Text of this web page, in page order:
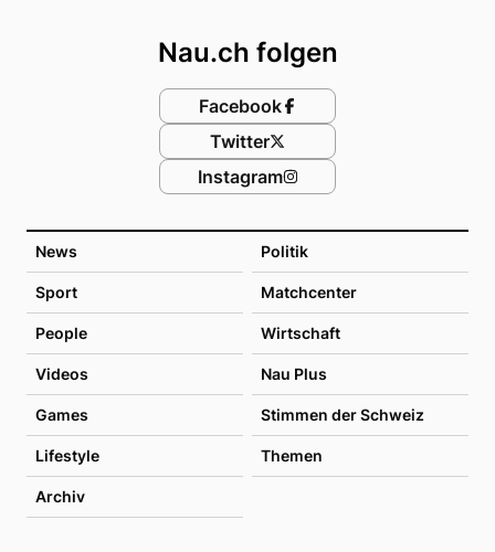
News Politik
Sport Matchcenter
People Wirtschaft
Videos Nau Plus
Games Stimmen der Schweiz
Lifestyle Themen
Archiv
Nau.ch folgen
Facebook
Twitter
Instagram